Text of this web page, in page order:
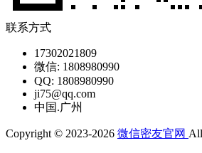
联系方式
17302021809
微信: 1808980990
QQ: 1808980990
ji75@qq.com
中国.广州
Copyright © 2023-2026 微信密友官网